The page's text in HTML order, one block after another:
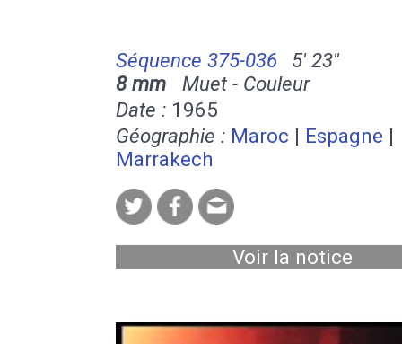
Séquence 375-036
5' 23''
8 mm Muet - Couleur
Date : 1965
Géographie : Maroc | Espagne |
Marrakech
Voir la notice